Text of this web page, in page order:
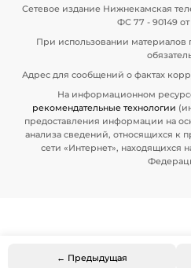
← Предыдущая
Сетевое издание Нижнекамская
ФС 77 - 90149 от
При использовании материалов
Адрес для сообщений о фактах
На информационном
рекомендательные технологии
предоставления информации на
анализа сведений, относящихся к
сети «Интернет», находящихся